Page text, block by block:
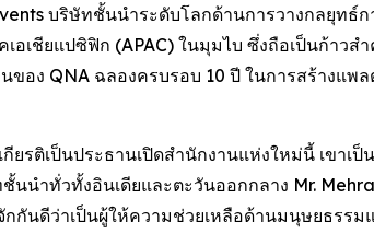
บริษัทชั้นนำระดับโลกด้านการวางกลยุทธ์
เชียแปซิฟิก (APAC) ในมุมไบ ซึ่งถือเป็นก้าว
ง QNA ฉลองครบรอบ 10 ปี ในการสร้างแพ
รติเป็นประธานเปิดสำนักงานแห่งใหม่นี้ เขาเ
นำทั่วทั้งอินเดียและตะวันออกกลาง Mr.
กันดีว่าเป็นผู้ให้ความช่วยเหลือด้านมนุษยธรรม